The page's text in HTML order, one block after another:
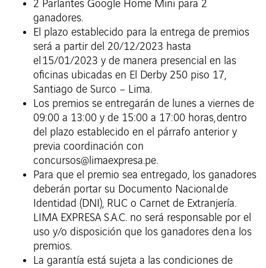
2 Parlantes Google Home Mini para 2
ganadores.
El plazo establecido para la entrega de premios
será a partir del 20/12/2023 hasta
el 15/01/2023 y de manera presencial en las
oficinas ubicadas en El Derby 250 piso 17,
Santiago de Surco – Lima.
Los premios se entregarán de lunes a viernes de
09:00 a 13:00 y de 15:00 a 17:00 horas, dentro
del plazo establecido en el párrafo anterior y
previa coordinación con
concursos@limaexpresa.pe.
Para que el premio sea entregado, los ganadores
deberán portar su Documento Nacional de
Identidad (DNI), RUC o Carnet de Extranjería.
LIMA EXPRESA S.A.C. no será responsable por el
uso y/o disposición que los ganadores den a los
premios.
La garantía está sujeta a las condiciones de